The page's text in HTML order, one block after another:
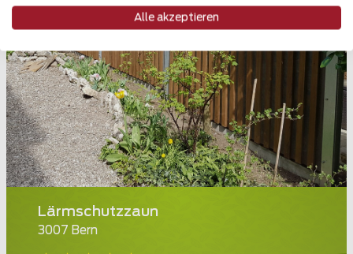
Lärmschutzzaun
3007 Bern
Alle akzeptieren